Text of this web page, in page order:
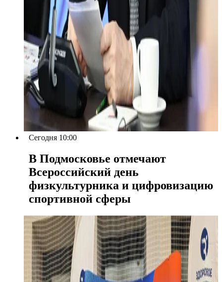
Сегодня 10:00
В Подмосковье отмечают
Всероссийский день
физкультурника и цифровизацию
спортивной сферы